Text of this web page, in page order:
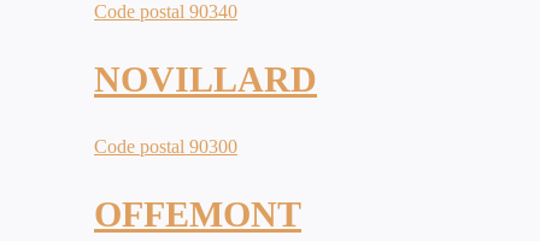
Code postal 90340
NOVILLARD
Code postal 90300
OFFEMONT